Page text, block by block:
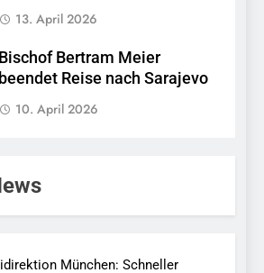
13. April 2026
Bischof Bertram Meier
beendet Reise nach Sarajevo
10. April 2026
München: Schneller